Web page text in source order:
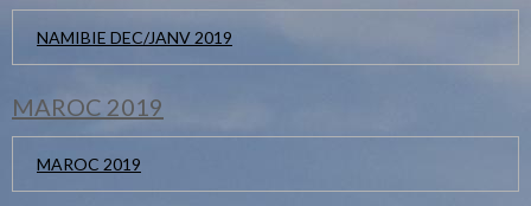
NAMIBIE DEC/JANV 2019
MAROC 2019
MAROC 2019